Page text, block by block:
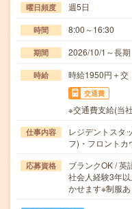
曜日頻度 週5日
時間 8:00～16:30
期間 2026/10/1～長
時給 時給1950円＋交
交通費
※交通費支給(当
仕事内容
レジデントスタ
フ)・フロント
応募資格
ブランクOK / 英
社会人経験3年
かせます※制服